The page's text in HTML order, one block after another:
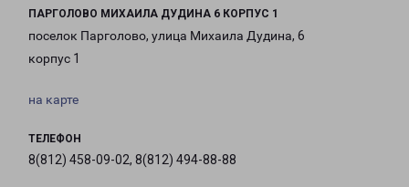
ПАРГОЛОВО МИХАИЛА ДУДИНА 6 КОРПУС 1
поселок Парголово, улица Михаила Дудина, 6
корпус 1
на карте
ТЕЛЕФОН
8(812) 458-09-02, 8(812) 494-88-88